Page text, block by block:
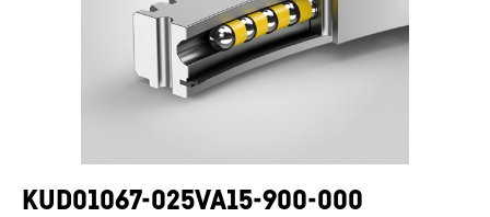
KUD01067-025VA15-900-000